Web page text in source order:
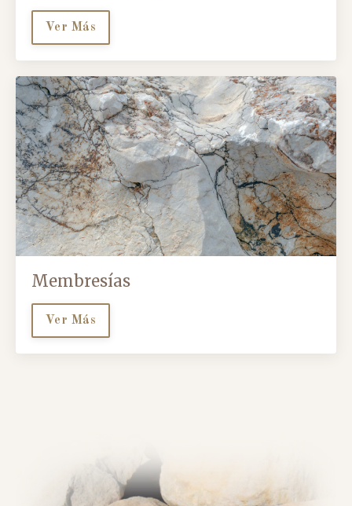
Ver Más
Membresías
Ver Más